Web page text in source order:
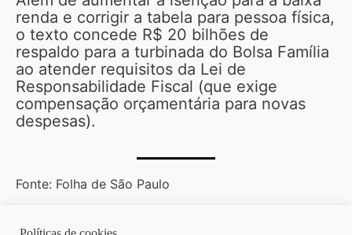
renda e corrigir a tabela para pessoa física,
o texto concede R$ 20 bilhões de
respaldo para a turbinada do Bolsa Família
ao atender requisitos da Lei de
Responsabilidade Fiscal (que exige
compensação orçamentária para novas
despesas).
Fonte: Folha de São Paulo